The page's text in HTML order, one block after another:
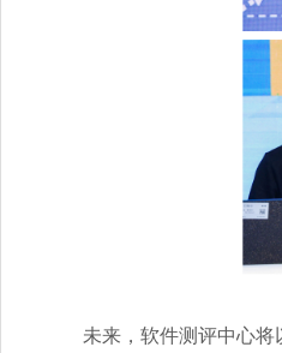
未来，软件测评中心